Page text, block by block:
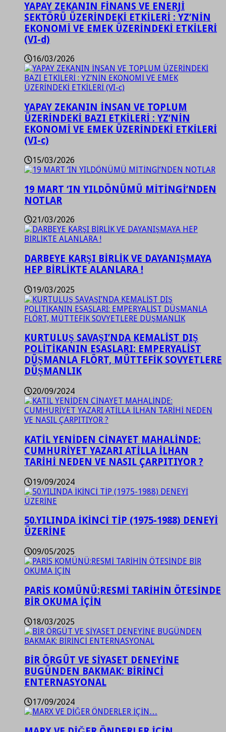
YAPAY ZEKANIN FİNANS VE ENERJİ
SEKTÖRÜ ÜZERİNDEKİ ETKİLERİ : YZ’NİN
EKONOMİ VE EMEK ÜZERİNDEKİ ETKİLERİ
(VI-d)
16/03/2026
YAPAY ZEKANIN İNSAN VE TOPLUM
ÜZERİNDEKİ BAZI ETKİLERİ : YZ’NİN
EKONOMİ VE EMEK ÜZERİNDEKİ ETKİLERİ
(VI-c)
15/03/2026
19 MART ‘IN YILDÖNÜMÜ MİTİNGİ’NDEN
NOTLAR
21/03/2026
DARBEYE KARŞI BİRLİK VE DAYANIŞMAYA
HEP BİRLİKTE ALANLARA !
19/03/2025
KURTULUŞ SAVAŞI’NDA KEMALİST DIŞ
POLİTİKANIN ESASLARI: EMPERYALİST
DÜŞMANLA FLÖRT, MÜTTEFİK SOVYETLERE
DÜŞMANLIK
20/09/2024
KATİL YENİDEN CİNAYET MAHALİNDE:
CUMHURİYET YAZARI ATİLLA İLHAN
TARİHİ NEDEN VE NASIL ÇARPITIYOR ?
19/09/2024
50.YILINDA İKİNCİ TİP (1975-1988) DENEYİ
ÜZERİNE
09/05/2025
PARİS KOMÜNÜ:RESMİ TARİHİN ÖTESİNDE
BİR OKUMA İÇİN
18/03/2025
BİR ÖRGÜT VE SİYASET DENEYİNE
BUGÜNDEN BAKMAK: BİRİNCİ
ENTERNASYONAL
17/09/2024